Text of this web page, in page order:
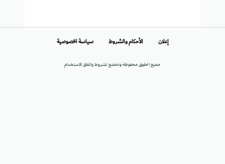
جميع الحقوق محفوظة وتخضع لشروط واتفاق الاستخدام
إعلان الأحكام والشروط سياسة الخصوصية